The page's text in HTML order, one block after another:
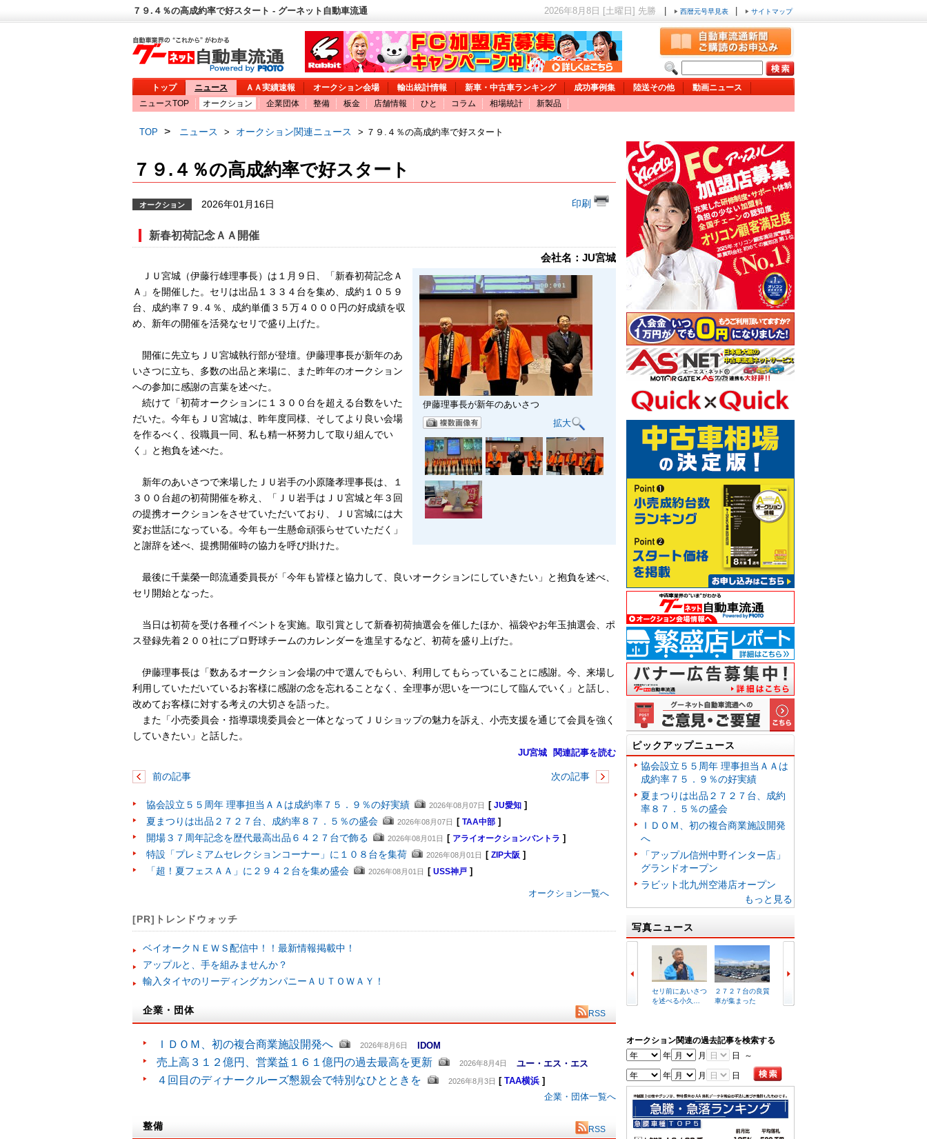
７９.４％の高成約率で好スタート - グーネット自動車流通 2026年8月8日 [土曜日] 先勝 西暦元号早見表 サイトマップ
トップ ニュース ＡＡ実績速報 オークション会場 輸出統計情報 新車・中古車ランキング 成功事例集 陸送その他
動画ニュース
ニュースTOP
オークション 企業団体 整備 板金 店舗情報 ひと コラム 相場統計 新製品
TOP > ニュース > オークション関連ニュース > ７９.４％の高成約率で好スタート
７９.４％の高成約率で好スタート
オークション 2026年01月16日 印刷
新春初荷記念ＡＡ開催
会社名：JU宮城
伊藤理事長が新年のあいさつ
拡大
ＪＵ宮城（伊藤行雄理事長）は１月９日、「新春初荷記念Ａ
Ａ」を開催した。セリは出品１３３４台を集め、成約１０５９
台、成約率７９.４％、成約単価３５万４０００円の好成績を収
め、新年の開催を活発なセリで盛り上げた。
開催に先立ちＪＵ宮城執行部が登壇。伊藤理事長が新年のあ
いさつに立ち、多数の出品と来場に、また昨年のオークション
への参加に感謝の言葉を述べた。
続けて「初荷オークションに１３００台を超える台数をいた
だいた。今年もＪＵ宮城は、昨年度同様、そしてより良い会場
を作るべく、役職員一同、私も精一杯努力して取り組んでい
く」と抱負を述べた。
新年のあいさつで来場したＪＵ岩手の小原隆孝理事長は、１
３００台超の初荷開催を称え、「ＪＵ岩手はＪＵ宮城と年３回
の提携オークションをさせていただいており、ＪＵ宮城には大
変お世話になっている。今年も一生懸命頑張らせていただく」
と謝辞を述べ、提携開催時の協力を呼び掛けた。
最後に千葉榮一郎流通委員長が「今年も皆様と協力して、良いオークションにしていきたい」と抱負を述べ、
セリ開始となった。
当日は初荷を受け各種イベントを実施。取引賞として新春初荷抽選会を催したほか、福袋やお年玉抽選会、ポ
ス登録先着２００社にプロ野球チームのカレンダーを進呈するなど、初荷を盛り上げた。
伊藤理事長は「数あるオークション会場の中で選んでもらい、利用してもらっていることに感謝。今、来場し
利用していただいているお客様に感謝の念を忘れることなく、全理事が思いを一つにして臨んでいく」と話し、
改めてお客様に対する考えの大切さを語った。
また「小売委員会・指導環境委員会と一体となってＪＵショップの魅力を訴え、小売支援を通じて会員を強く
していきたい」と話した。
JU宮城 関連記事を読む
前の記事 次の記事
協会設立５５周年 理事担当ＡＡは成約率７５．９％の好実績 2026年08月07日 [ JU愛知 ]
夏まつりは出品２７２７台、成約率８７．５％の盛会 2026年08月07日 [ TAA中部 ]
開場３７周年記念を歴代最高出品６４２７台で飾る 2026年08月01日 [ アライオークションバントラ ]
特設「プレミアムセレクションコーナー」に１０８台を集荷 2026年08月01日 [ ZIP大阪 ]
「超！夏フェスＡＡ」に２９４２台を集め盛会 2026年08月01日 [ USS神戸 ]
オークション一覧へ
[PR]トレンドウォッチ
ベイオークＮＥＷＳ配信中！！最新情報掲載中！
アップルと、手を組みませんか？
輸入タイヤのリーディングカンパニーＡＵＴＯＷＡＹ！
企業・団体 RSS
ＩＤＯＭ、初の複合商業施設開発へ 2026年8月6日 IDOM
売上高３１２億円、営業益１６１億円の過去最高を更新 2026年8月4日 ユー・エス・エス
４回目のディナークルーズ懇親会で特別なひとときを 2026年8月3日 [ TAA横浜 ]
企業・団体一覧へ
整備 RSS
ピックアップニュース
協会設立５５周年 理事担当ＡＡは
成約率７５．９％の好実績
夏まつりは出品２７２７台、成約
率８７．５％の盛会
ＩＤＯＭ、初の複合商業施設開発
へ
「アップル信州中野インター店」
グランドオープン
ラビット北九州空港店オープン
もっと見る
写真ニュース
セリ前にあいさつ
を述べる小久…
２７２７台の良質
車が集まった
オークション関連の過去記事を検索する
年
月 日 ～
年 月 日